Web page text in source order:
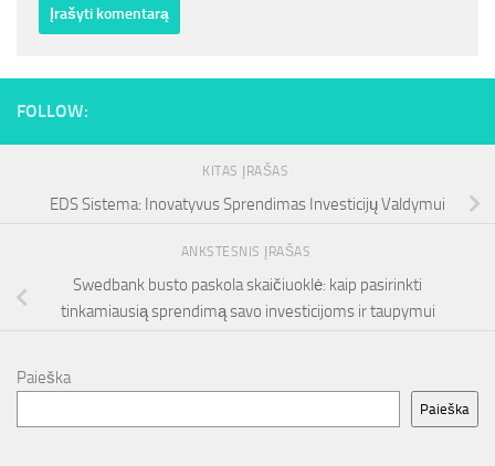
FOLLOW:
KITAS ĮRAŠAS
EDS Sistema: Inovatyvus Sprendimas Investicijų Valdymui
ANKSTESNIS ĮRAŠAS
Swedbank busto paskola skaičiuoklė: kaip pasirinkti
tinkamiausią sprendimą savo investicijoms ir taupymui
Paieška
Paieška